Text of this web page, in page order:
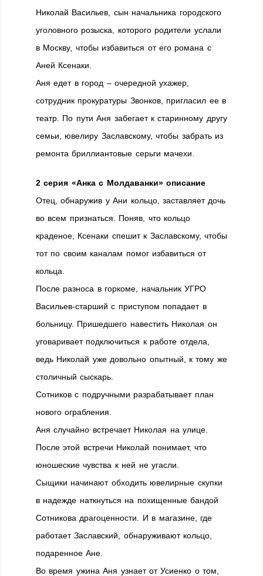
Николай Васильев, сын начальника городского
уголовного розыска, которого родители услали
в Москву, чтобы избавиться от его романа с
Аней Ксенаки.
Аня едет в город – очередной ухажер,
сотрудник прокуратуры Звонков, пригласил ее в
театр. По пути Аня забегает к старинному другу
семьи, ювелиру Заславскому, чтобы забрать из
ремонта бриллиантовые серьги мачехи.
2 серия «Анка с Молдаванки» описание
Отец, обнаружив у Ани кольцо, заставляет дочь
во всем признаться. Поняв, что кольцо
краденое, Ксенаки спешит к Заславскому, чтобы
тот по своим каналам помог избавиться от
кольца.
После разноса в горкоме, начальник УГРО
Васильев-старший с приступом попадает в
больницу. Пришедшего навестить Николая он
уговаривает подключиться к работе отдела,
ведь Николай уже довольно опытный, к тому же
столичный сыскарь.
Сотников с подручными разрабатывает план
нового ограбления.
Аня случайно встречает Николая на улице.
После этой встречи Николай понимает, что
юношеские чувства к ней не угасли.
Сыщики начинают обходить ювелирные скупки
в надежде наткнуться на похищенные бандой
Сотникова драгоценности. И в магазине, где
работает Заславский, обнаруживают кольцо,
подаренное Ане.
Во время ужина Аня узнает от Усиенко о том,